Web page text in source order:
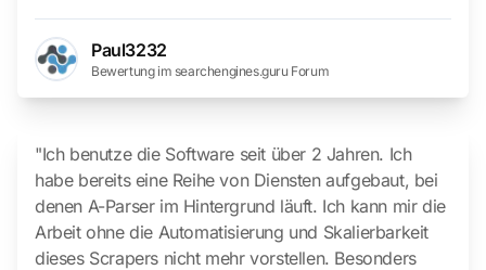
Paul3232
Bewertung im searchengines.guru Forum
"Ich benutze die Software seit über 2 Jahren. Ich
habe bereits eine Reihe von Diensten aufgebaut, bei
denen A-Parser im Hintergrund läuft. Ich kann mir die
Arbeit ohne die Automatisierung und Skalierbarkeit
dieses Scrapers nicht mehr vorstellen. Besonders